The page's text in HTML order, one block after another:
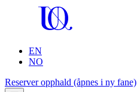
EN
NO
Reserver opphald (åpnes i ny fane)